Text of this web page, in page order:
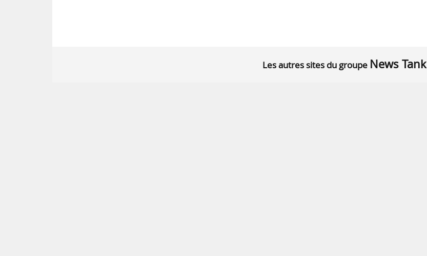
Les autres sites du groupe News Tank